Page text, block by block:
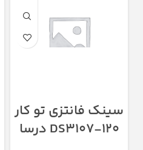
سینک فانتزی تو کار
DS3107-120 درسا